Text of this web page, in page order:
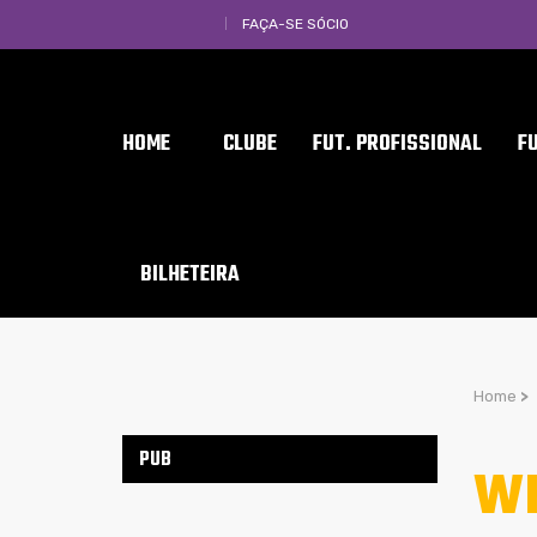
FAÇA-SE SÓCIO
HOME CLUBE FUT. PROFISSIONAL
BILHETEIRA
Home >
PUB